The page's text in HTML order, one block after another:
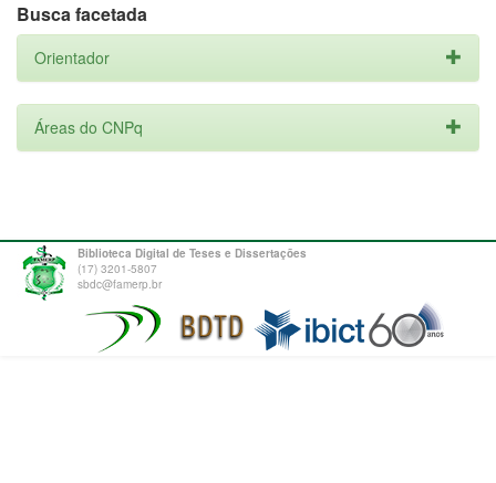
Busca facetada
Orientador
Áreas do CNPq
Biblioteca Digital de Teses e Dissertações
(17) 3201-5807
sbdc@famerp.br